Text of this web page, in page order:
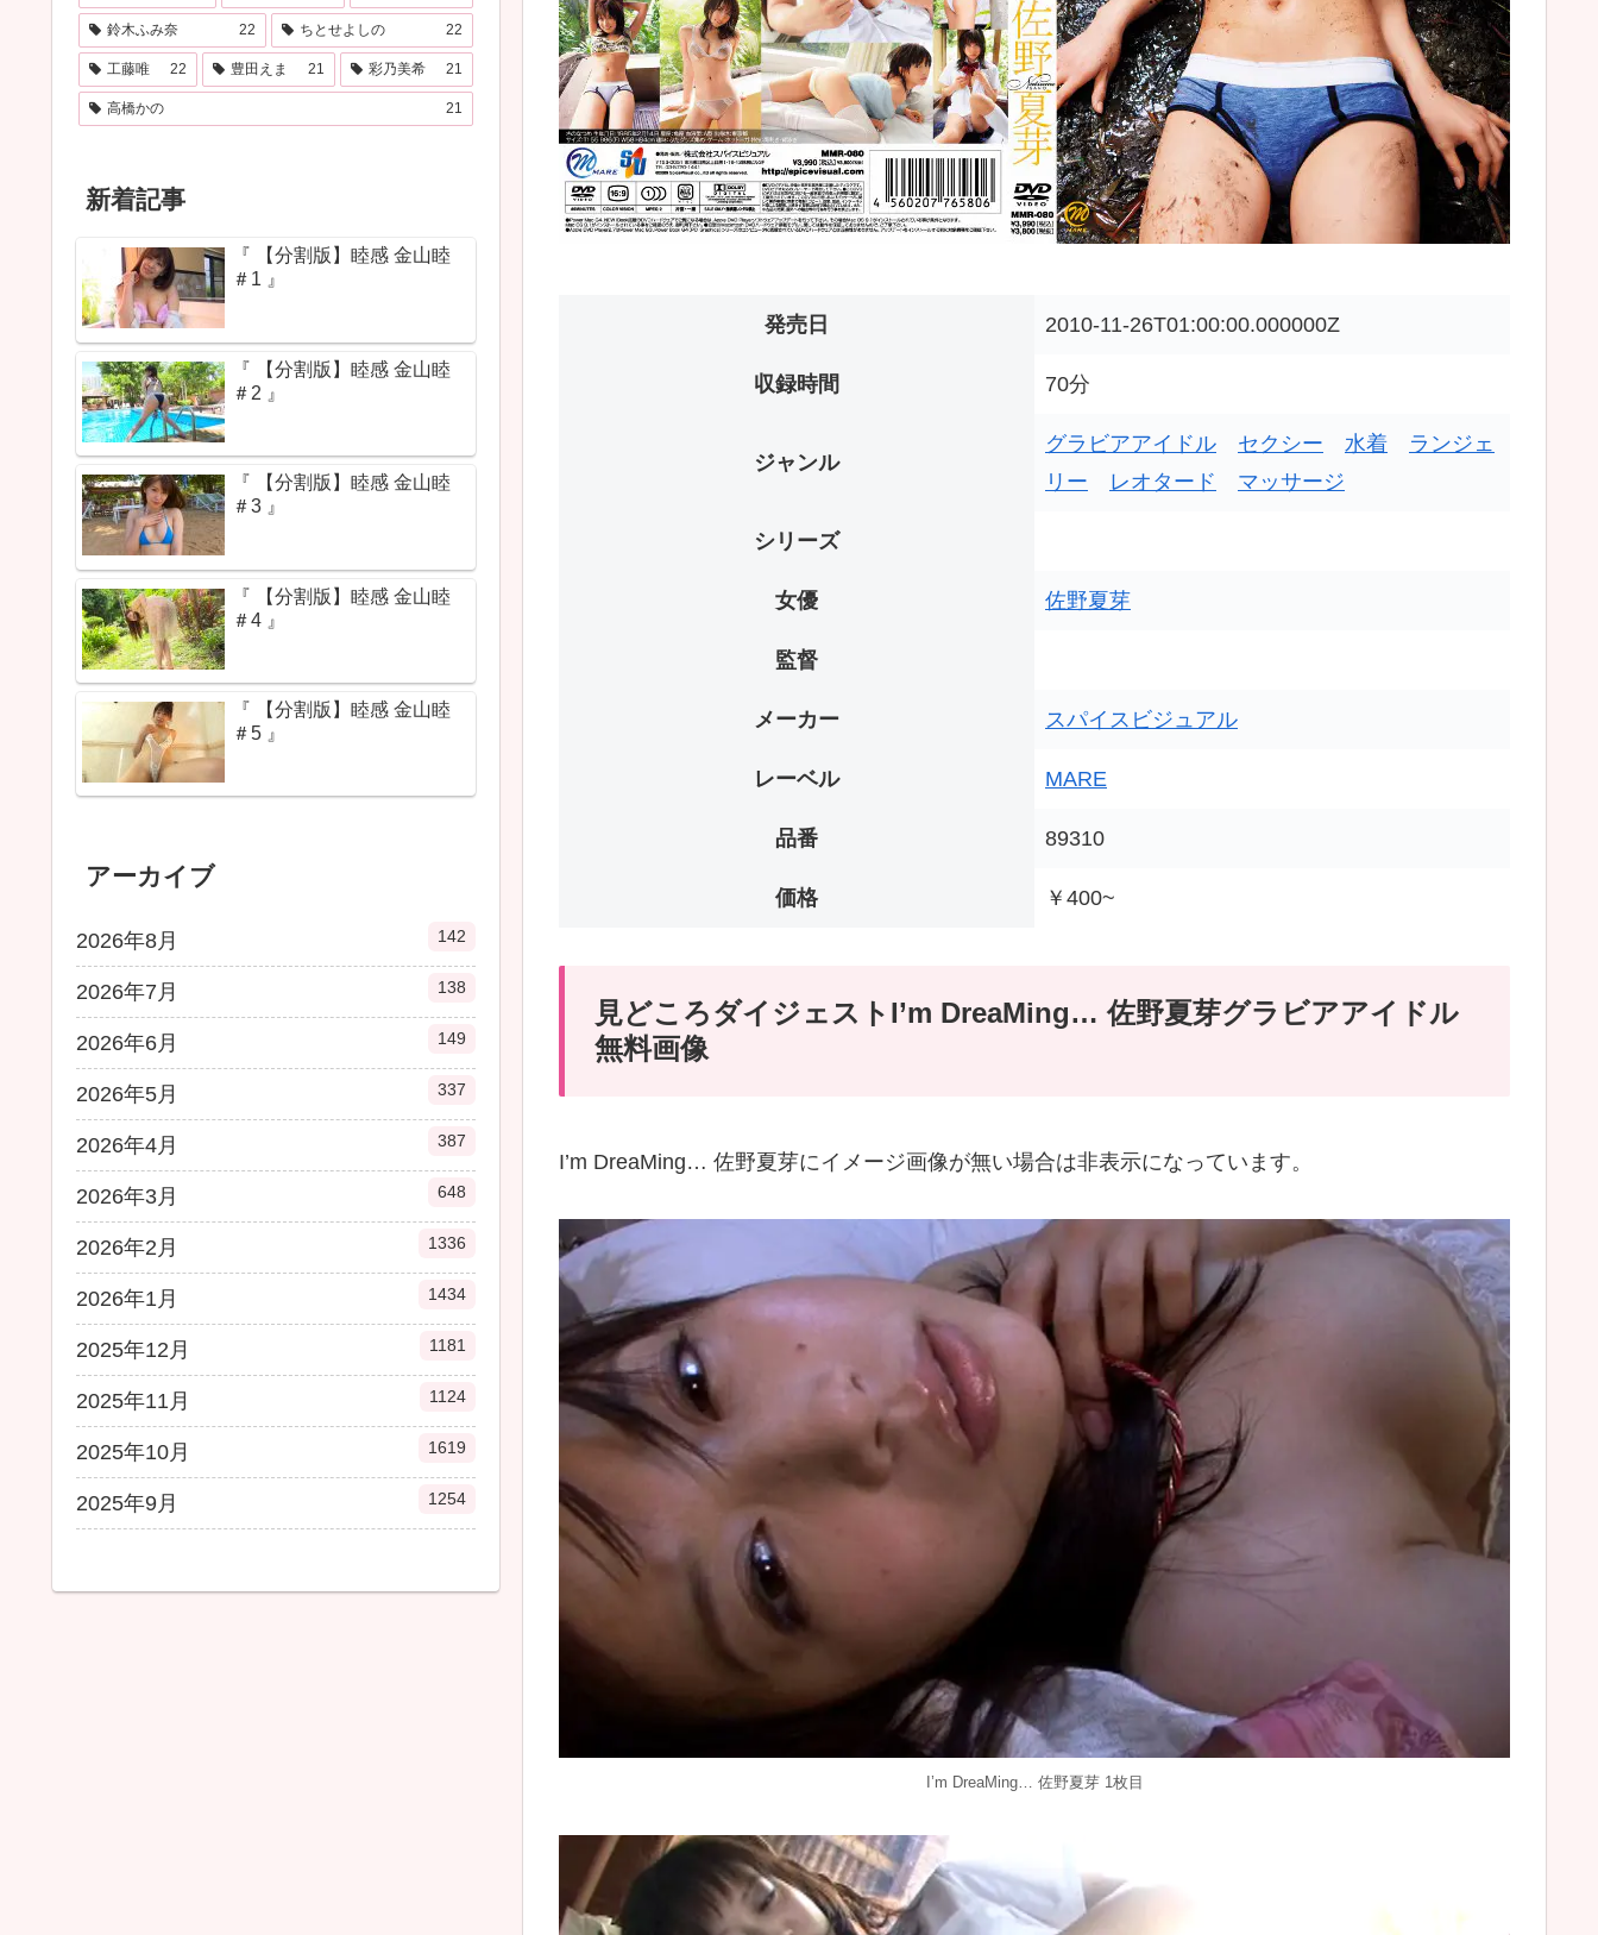
発売日 2010-11-26T01:00:00.000000Z
収録時間 70分
ジャンル
グラビアアイドル セクシー 水着
ランジェ
リー
レオタード マッサージ
シリーズ
女優 佐野夏芽
監督
メーカー スパイスビジュアル
レーベル MARE
品番 89310
価格 ￥400~
見どころダイジェストI’m DreaMing… 佐野夏芽グラビアアイドル
無料画像
I’m DreaMing… 佐野夏芽にイメージ画像が無い場合は非表示になっています。
I’m DreaMing… 佐野夏芽 1枚目
鈴木ふみ奈 22 ちとせよしの 22
工藤唯 22 豊田えま 21 彩乃美希 21
高橋かの 21
新着記事
『 【分割版】睦感 金山睦
＃1 』
『 【分割版】睦感 金山睦
＃2 』
『 【分割版】睦感 金山睦
＃3 』
『 【分割版】睦感 金山睦
＃4 』
『 【分割版】睦感 金山睦
＃5 』
アーカイブ
2026年8月 142
2026年7月 138
2026年6月 149
2026年5月 337
2026年4月 387
2026年3月 648
2026年2月 1336
2026年1月 1434
2025年12月 1181
2025年11月 1124
2025年10月 1619
2025年9月 1254